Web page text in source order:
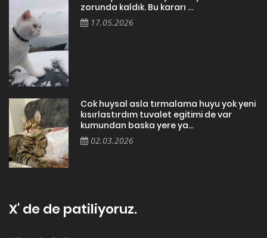
Tüm kalpleri sevgiyle patilemek dileğiyle.
Patiliyo
SÖZLEŞMELER
• Kişisel Verilerin İşlenmesi
• Çerez Gizlilik Politikası
• Başvuru Formu
• Veri Sahibi Başvuru Prosedürü
Kullanıcılarımız Patiliyo